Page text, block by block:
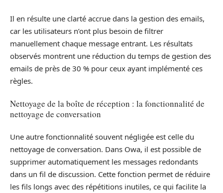
Il en résulte une clarté accrue dans la gestion des emails,
car les utilisateurs n’ont plus besoin de filtrer
manuellement chaque message entrant. Les résultats
observés montrent une réduction du temps de gestion des
emails de près de 30 % pour ceux ayant implémenté ces
règles.
Nettoyage de la boîte de réception : la fonctionnalité de
nettoyage de conversation
Une autre fonctionnalité souvent négligée est celle du
nettoyage de conversation. Dans Owa, il est possible de
supprimer automatiquement les messages redondants
dans un fil de discussion. Cette fonction permet de réduire
les fils longs avec des répétitions inutiles, ce qui facilite la